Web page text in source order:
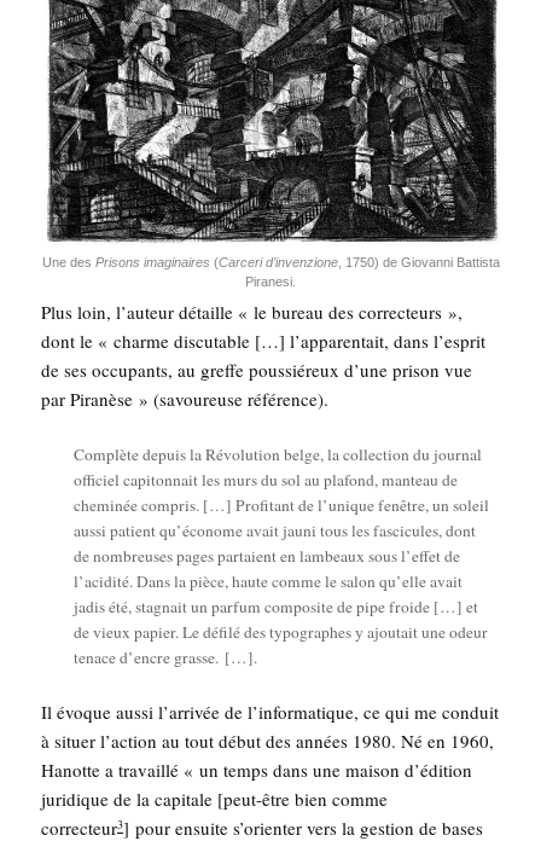
Une des Pri­sons ima­gi­naires (Car­ce­ri d’in­ven­zione, 1750) de Gio­van­ni Bat­tis­ta
Piranesi.
Plus loin, l’auteur détaille « le bureau des cor­rec­teurs »,
dont le « charme dis­cu­table […] l’ap­pa­ren­tait, dans l’es­prit
de ses occu­pants, au greffe pous­sié­reux d’une pri­son vue
par Pira­nèse » (savou­reuse référence).
Com­plète depuis la Révo­lu­tion belge, la col­lec­tion du jour­nal
offi­ciel capi­ton­nait les murs du sol au pla­fond, man­teau de
che­mi­née com­pris. […] Pro­fi­tant de l’u­nique fenêtre, un soleil
aus­si patient qu’é­co­nome avait jau­ni tous les fas­ci­cules, dont
de nom­breuses pages par­taient en lam­beaux sous l’ef­fet de
l’a­ci­di­té. Dans la pièce, haute comme le salon qu’elle avait
jadis été, stag­nait un par­fum com­po­site de pipe froide […] et
de vieux papier. Le défi­lé des typo­graphes y ajou­tait une odeur
tenace d’encre grasse. […].
Il évoque aus­si l’arrivée de l’informatique, ce qui me conduit
à situer l’action au tout début des années 1980. Né en 1960,
Hanotte a tra­vaillé « un temps dans une mai­son d’é­di­tion
juri­dique de la capi­tale [peut-être bien comme
cor­rec­teur3] pour ensuite s’orienter vers la ges­tion de bases